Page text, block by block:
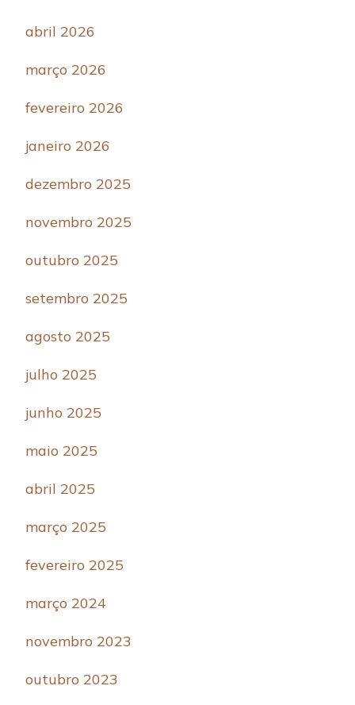
abril 2026
março 2026
fevereiro 2026
janeiro 2026
dezembro 2025
novembro 2025
outubro 2025
setembro 2025
agosto 2025
julho 2025
junho 2025
maio 2025
abril 2025
março 2025
fevereiro 2025
março 2024
novembro 2023
outubro 2023